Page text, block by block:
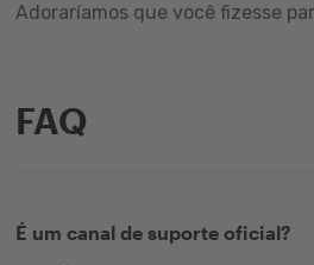
Adoraríamos que você fizesse
FAQ
É um canal de suporte oficial?